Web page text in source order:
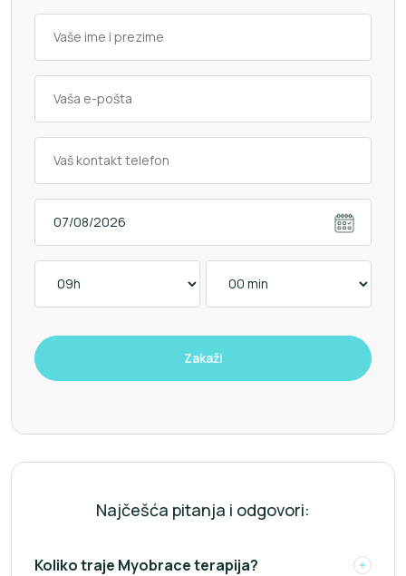
Najčešća pitanja i odgovori:
Koliko traje Myobrace terapija?